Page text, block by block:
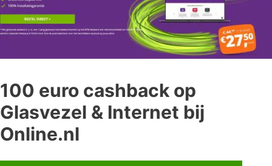
100 euro cashback op
Glasvezel & Internet bij
Online.nl